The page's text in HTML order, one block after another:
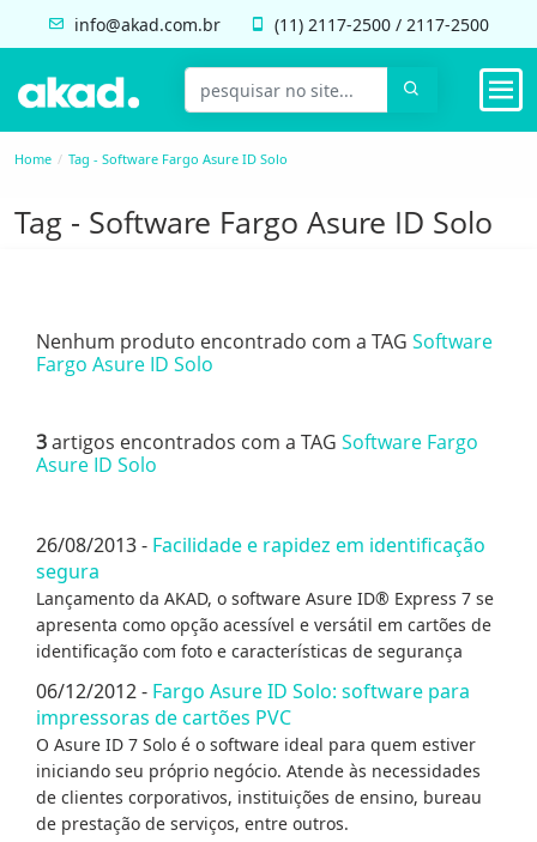
info@akad.com.br (11) 2117-2500 / 2117-2500
Home Tag - Software Fargo Asure ID Solo
Tag - Software Fargo Asure ID Solo
Nenhum produto encontrado com a TAG Software
Fargo Asure ID Solo
3artigos encontrados com a TAG Software Fargo
Asure ID Solo
26/08/2013 - Facilidade e rapidez em identificação
segura
Lançamento da AKAD, o software Asure ID® Express 7 se
apresenta como opção acessível e versátil em cartões de
identificação com foto e características de segurança
06/12/2012 - Fargo Asure ID Solo: software para
impressoras de cartões PVC
O Asure ID 7 Solo é o software ideal para quem estiver
iniciando seu próprio negócio. Atende às necessidades
de clientes corporativos, instituições de ensino, bureau
de prestação de serviços, entre outros.